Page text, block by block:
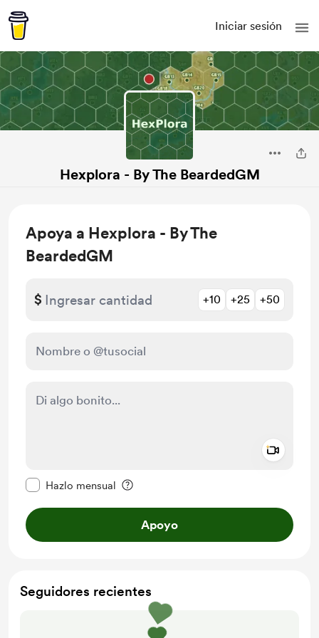
Iniciar sesión
Hexplora - By The BeardedGM
Apoya a Hexplora - By The
BeardedGM
$ +10 +25 +50
Hazlo mensual
Apoyo
Seguidores recientes